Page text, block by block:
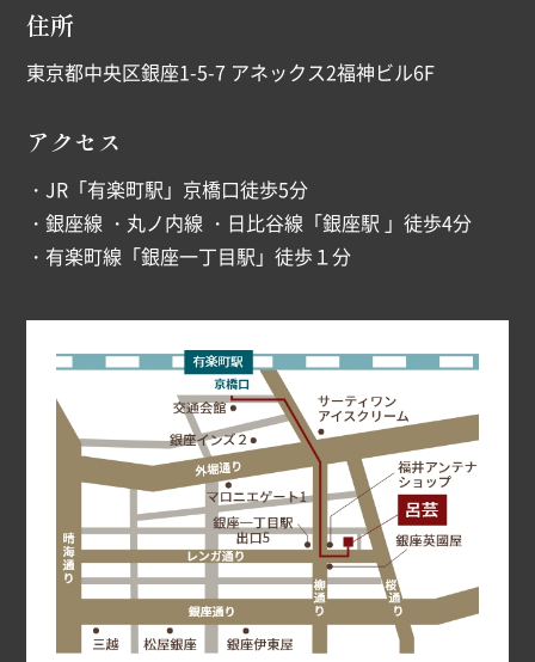
住所
東京都中央区銀座1-5-7 アネックス2福神ビル6F
アクセス
・JR「有楽町駅」京橋口徒歩5分
・銀座線 ・丸ノ内線 ・日比谷線「銀座駅 」徒歩4分
・有楽町線「銀座一丁目駅」徒歩１分